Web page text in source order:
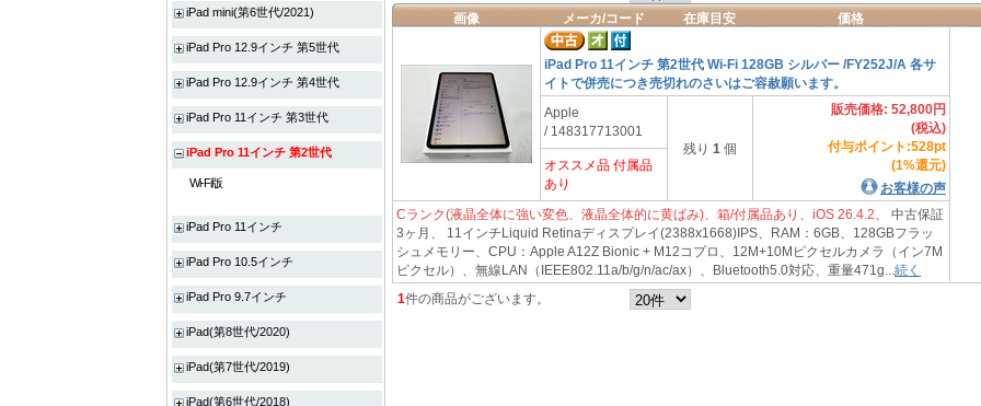
画像
メーカ/コード 在庫目安 価格
iPad Pro 11インチ 第2世代 Wi-Fi 128GB シルバー /FY252J/A 各サ
イトで併売につき売切れのさいはご容赦願います。
Apple
/ 148317713001
残り 1 個
販売価格: 52,800円
(税込)
付与ポイント:528pt
(1%還元)
お客様の声
オススメ品 付属品
あり
Cランク(液晶全体に強い変色、液晶全体的に黄ばみ)、箱/付属品あり、iOS 26.4.2 、 中古保証
3ヶ月、 11インチLiquid Retinaディスプレイ(2388x1668)IPS、RAM：6GB、128GBフラッ
シュメモリー、CPU：Apple A12Z Bionic + M12コプロ、12M+10Mピクセルカメラ（イン7M
ピクセル）、無線LAN（IEEE802.11a/b/g/n/ac/ax）、Bluetooth5.0対応、重量471g... 続く
1件の商品がございます。
iPad mini(第6世代/2021)
iPad Pro 12.9インチ 第5世代
iPad Pro 12.9インチ 第4世代
iPad Pro 11インチ 第3世代
iPad Pro 11インチ 第2世代
Wi-Fi版
iPad Pro 11インチ
iPad Pro 10.5インチ
iPad Pro 9.7インチ
iPad(第8世代/2020)
iPad(第7世代/2019)
iPad(第6世代/2018)